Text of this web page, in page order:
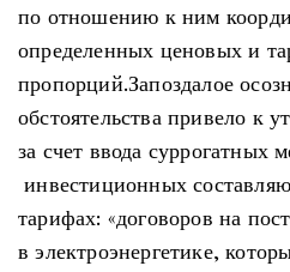
по отношению к ним
определенных ценовых и
пропорций.Запоздалое
обстоятельства привело к
за счет ввода суррогатных
инвестиционных
тарифах: «договоров на
в электроэнергетике,